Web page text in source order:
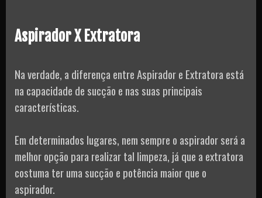
Aspirador X Extratora
Na verdade, a diferença entre Aspirador e Extratora está
na capacidade de sucção e nas suas principais
características.
Em determinados lugares, nem sempre o aspirador será a
melhor opção para realizar tal limpeza, já que a extratora
costuma ter uma sucção e potência maior que o
aspirador.